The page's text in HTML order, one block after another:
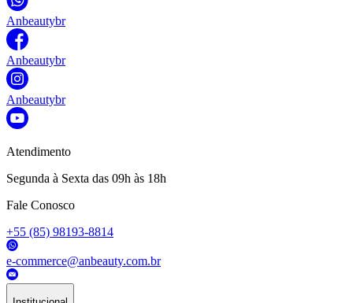
Anbeautybr
Anbeautybr
Anbeautybr
Atendimento
Segunda à Sexta das 09h às 18h
Fale Conosco
+55 (85) 98193-8814
e-commerce@anbeauty.com.br